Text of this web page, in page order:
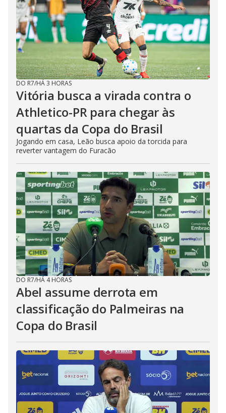
DO R7/HÁ 3 HORAS
Vitória busca a virada contra o
Athletico-PR para chegar às
quartas da Copa do Brasil
Jogando em casa, Leão busca apoio da torcida para
reverter vantagem do Furacão
DO R7/HÁ 4 HORAS
Abel assume derrota em
classificação do Palmeiras na
Copa do Brasil